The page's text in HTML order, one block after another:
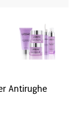
Antirughe